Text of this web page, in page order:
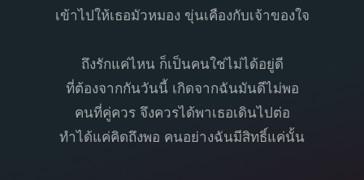
เข้าไปให้เธอมัวหมอง ขุ่นเคืองกับเจ้าของใจ
ถึงรักแค่ไหน ก็เป็นคนใช่ไม่ได้อยู่ดี
ที่ต้องจากกันวันนี้ เกิดจากฉันมันดีไม่พอ
คนที่คู่ควร จึงควรได้พาเธอเดินไปต่อ
ทำได้แค่คิดถึงพอ คนอย่างฉันมีสิทธิ์แค่นั้น